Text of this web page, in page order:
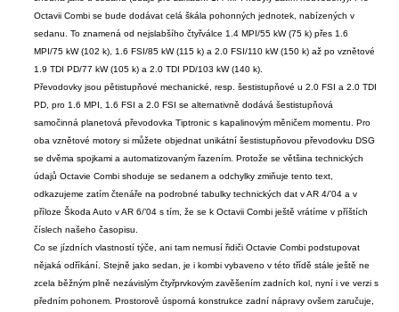
Octavii Combi se bude dodávat celá škála pohonných jednotek, nabízených v
sedanu. To znamená od nejslabšího čtyřválce 1.4 MPI/55 kW (75 k) přes 1.6
MPI/75 kW (102 k), 1.6 FSI/85 kW (115 k) a 2.0 FSI/110 kW (150 k) až po vznětové
1.9 TDI PD/77 kW (105 k) a 2.0 TDI PD/103 kW (140 k).
Převodovky jsou pětistupňové mechanické, resp. šestistupňové u 2.0 FSI a 2.0 TDI
PD, pro 1.6 MPI, 1.6 FSI a 2.0 FSI se alternativně dodává šestistupňová
samočinná planetová převodovka Tiptronic s kapalinovým měničem momentu. Pro
oba vznětové motory si můžete objednat unikátní šestistupňovou převodovku DSG
se dvěma spojkami a automatizovaným řazením. Protože se většina technických
údajů Octavie Combi shoduje se sedanem a odchylky zmiňuje tento text,
odkazujeme zatím čtenáře na podrobné tabulky technických dat v AR 4/’04 a v
příloze Škoda Auto v AR 6/’04 s tím, že se k Octavii Combi ještě vrátíme v příštích
číslech našeho časopisu.
Co se jízdních vlastností týče, ani tam nemusí řidiči Octavie Combi podstupovat
nějaká odříkání. Stejně jako sedan, je i kombi vybaveno v této třídě stále ještě ne
zcela běžným plně nezávislým čtyřprvkovým zavěšením zadních kol, nyní i ve verzi s
předním pohonem. Prostorově úsporná konstrukce zadní nápravy ovšem zaručuje,